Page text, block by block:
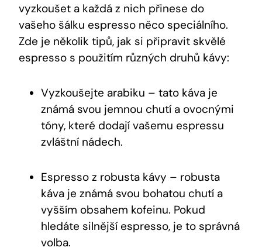
vyzkoušet a každá z nich přinese do
vašeho šálku espresso něco speciálního.
Zde je několik tipů, jak si připravit skvělé
espresso s použitím různých druhů kávy:
Vyzkoušejte arabiku – tato káva je
známá svou jemnou chutí a ovocnými
tóny, které dodají vašemu espressu
zvláštní nádech.
Espresso z robusta kávy – robusta
káva je známá svou bohatou chutí a
vyšším obsahem kofeinu. Pokud
hledáte silnější espresso, je to správná
volba.